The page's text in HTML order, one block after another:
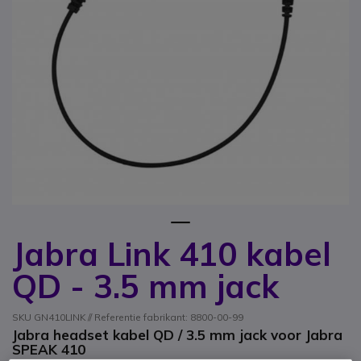
Jabra Link 410 kabel
QD - 3.5 mm jack
SKU GN410LINK // Referentie fabrikant: 8800-00-99
Jabra headset kabel QD / 3.5 mm jack voor Jabra
SPEAK 410
Ga naar het begin van de afbeeldingen-gallerij